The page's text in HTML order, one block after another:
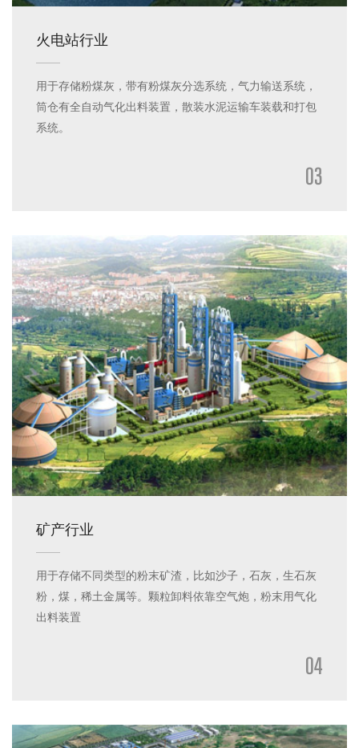
火电站行业
用于存储粉煤灰，带有粉煤灰分选系统，气力输送系统，
筒仓有全自动气化出料装置，散装水泥运输车装载和打包
系统。
03
矿产行业
用于存储不同类型的粉末矿渣，比如沙子，石灰，生石灰
粉，煤，稀土金属等。颗粒卸料依靠空气炮，粉末用气化
出料装置
04